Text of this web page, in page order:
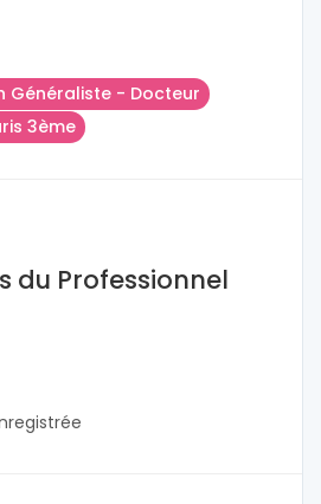
Généraliste - Docteur
3ème
du Professionnel